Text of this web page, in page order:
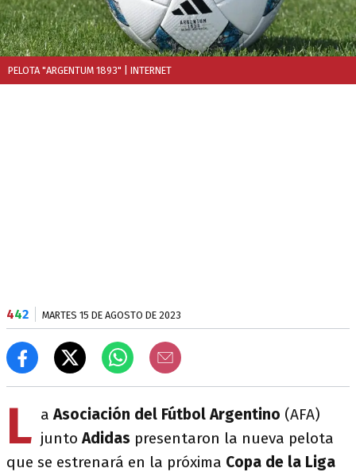
PELOTA "ARGENTUM 1893" | INTERNET
442 MARTES 15 DE AGOSTO DE 2023
L aAsociación del Fútbol Argentino (AFA)
juntoAdidas presentaron la nueva pelota
que se estrenará en la próxima Copa de la Liga